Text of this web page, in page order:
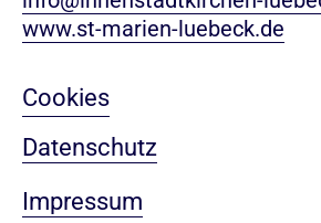
www.st-marien-luebeck.de
Cookies
Datenschutz
Impressum